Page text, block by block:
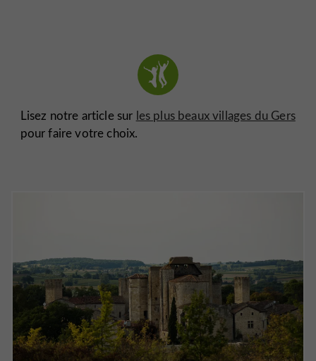
Lisez notre article sur les plus beaux villages du Gers
pour faire votre choix.